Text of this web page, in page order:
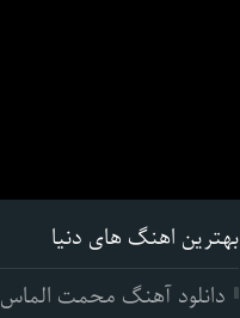
بهترین اهنگ های دنیا
دانلود آهنگ محمت الماس gidene yakıyorum